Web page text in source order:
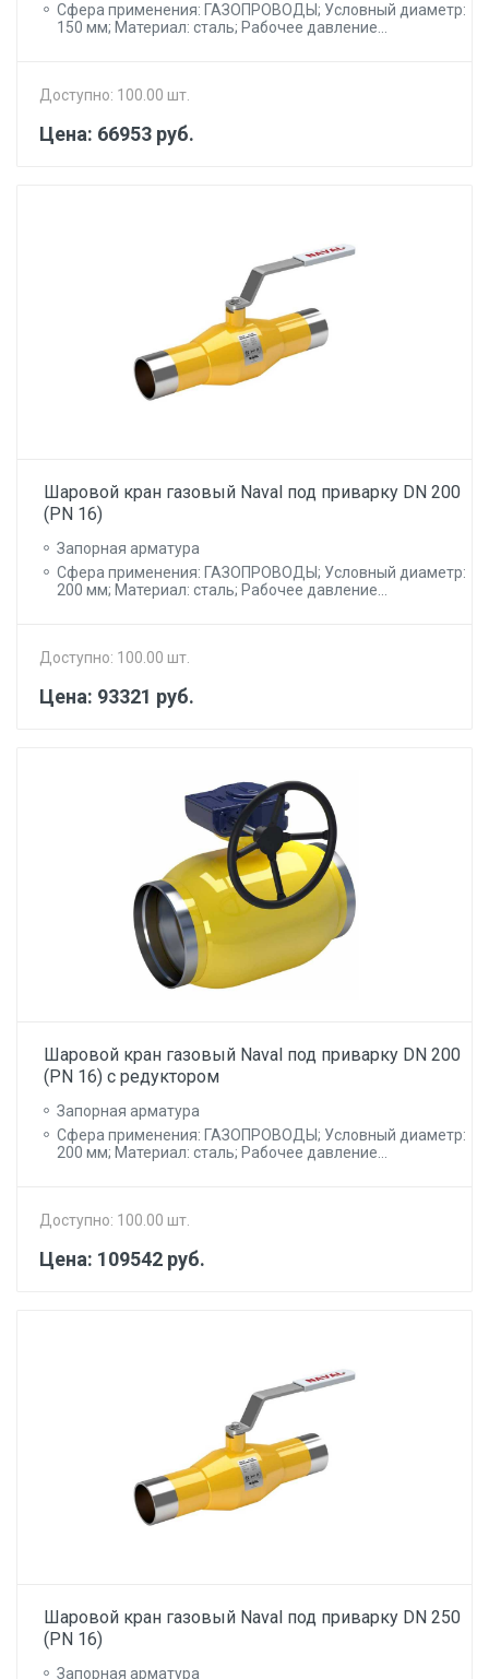
Сфера применения: ГАЗОПРОВОДЫ; Условный диаметр:
150 мм; Материал: сталь; Рабочее давление...
Доступно: 100.00 шт.
Цена: 66953 руб.
Шаровой кран газовый Naval под приварку DN 200
(PN 16)
Запорная арматура
Сфера применения: ГАЗОПРОВОДЫ; Условный диаметр:
200 мм; Материал: сталь; Рабочее давление...
Доступно: 100.00 шт.
Цена: 93321 руб.
Шаровой кран газовый Naval под приварку DN 200
(PN 16) с редуктором
Запорная арматура
Сфера применения: ГАЗОПРОВОДЫ; Условный диаметр:
200 мм; Материал: сталь; Рабочее давление...
Доступно: 100.00 шт.
Цена: 109542 руб.
Шаровой кран газовый Naval под приварку DN 250
(PN 16)
Запорная арматура